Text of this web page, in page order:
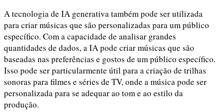
A tecnologia de IA generativa também pode ser utilizada
para criar músicas que são personalizadas para um público
específico. Com a capacidade de analisar grandes
quantidades de dados, a IA pode criar músicas que são
baseadas nas preferências e gostos de um público específico.
Isso pode ser particularmente útil para a criação de trilhas
sonoras para filmes e séries de TV, onde a música pode ser
personalizada para se adequar ao tom e ao estilo da
produção.